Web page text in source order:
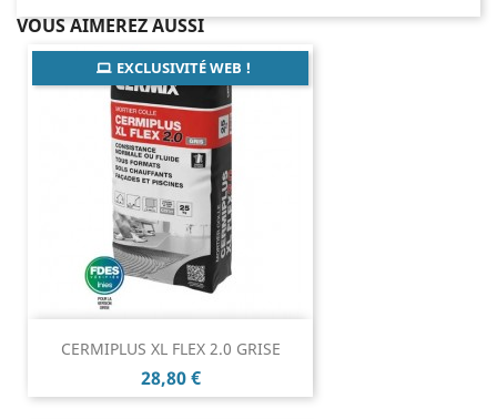
VOUS AIMEREZ AUSSI
CERMIPLUS XL FLEX 2.0 GRISE
Prix
28,80 €
EXCLUSIVITÉ WEB !